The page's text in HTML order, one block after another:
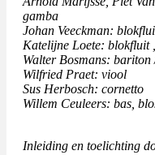
gamba
Johan Veeckman:
Katelijne Loete: blokfluit
Walter Bosmans:
Wilfried Praet: viool
Sus Herbosch: cornetto
Willem Ceuleers: bas,
Inleiding en toelichting